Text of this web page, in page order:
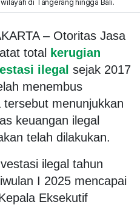
di Tangerang hingga Bali.
– Otoritas Jasa
total
kerugian
ilegal sejak 2017
menembus
menunjukkan
keuangan ilegal
telah dilakukan.
ilegal tahun
I 2025 mencapai
Eksekutif